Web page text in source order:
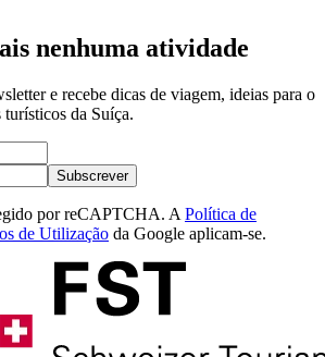
nenhuma atividade
e recebe dicas de viagem, ideias para o
da Suíça.
Subscrever
por reCAPTCHA. A Política de
de Utilização da Google aplicam-se.